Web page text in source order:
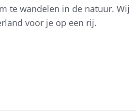
te wandelen in de natuur. Wij
voor je op een rij.